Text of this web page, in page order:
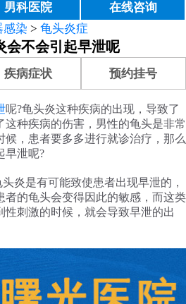
男科医院
在线咨询
感染 > 龟头炎症
会不会引起早泄呢
疾病症状 预约挂号
呢?龟头炎这种疾病的出现，导致了
种疾病的伤害，男性的龟头是非常
候，患者要多多进行就诊治疗，那么
早泄呢?
炎是有可能致使患者出现早泄的，
者的龟头会变得因此的敏感，而这类
性刺激的时候，就会导致早泄的出